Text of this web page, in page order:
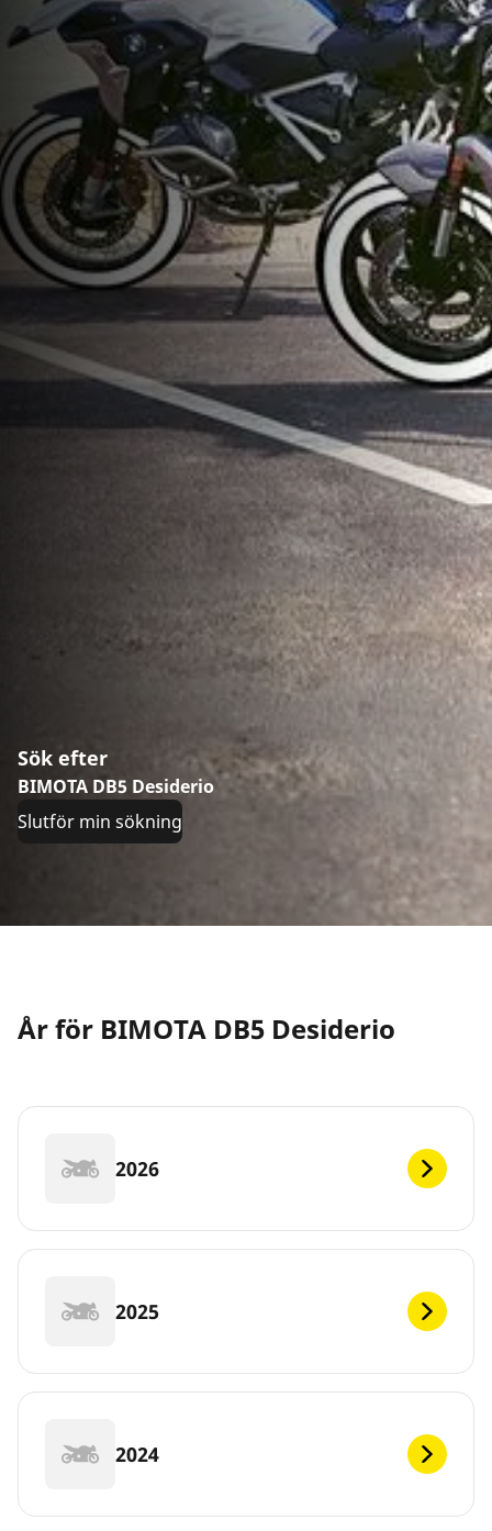
Sök efter
BIMOTA DB5 Desiderio
Slutför min sökning
År för BIMOTA DB5 Desiderio
2026
2025
2024